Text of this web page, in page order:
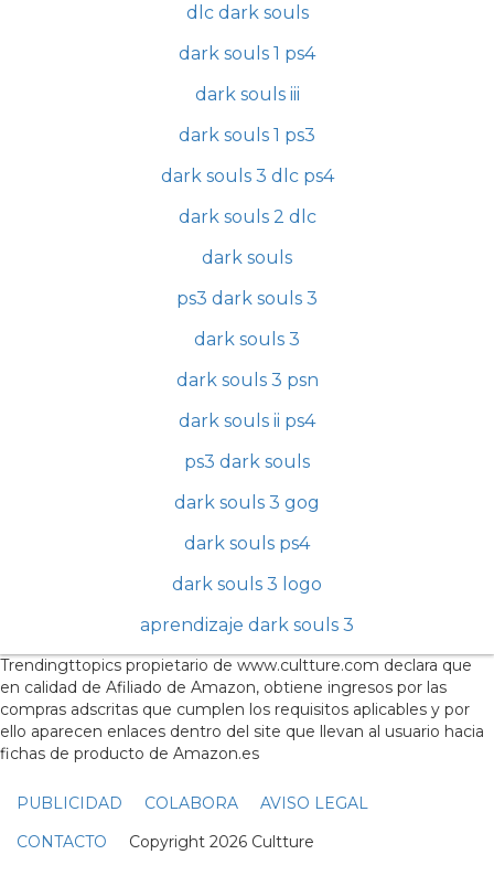
dlc dark souls
dark souls 1 ps4
dark souls iii
dark souls 1 ps3
dark souls 3 dlc ps4
dark souls 2 dlc
dark souls
ps3 dark souls 3
dark souls 3
dark souls 3 psn
dark souls ii ps4
ps3 dark souls
dark souls 3 gog
dark souls ps4
dark souls 3 logo
aprendizaje dark souls 3
Trendingttopics propietario de www.cultture.com declara que
en calidad de Afiliado de Amazon, obtiene ingresos por las
compras adscritas que cumplen los requisitos aplicables y por
ello aparecen enlaces dentro del site que llevan al usuario hacia
fichas de producto de Amazon.es
PUBLICIDAD COLABORA
AVISO LEGAL
CONTACTO Copyright 2026 Cultture